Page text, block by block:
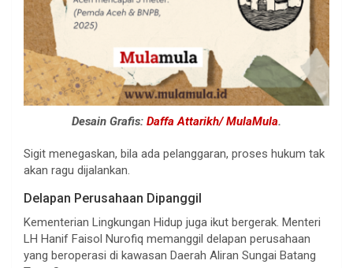
Desain Grafis: Daffa Attarikh/ MulaMula.
Sigit menegaskan, bila ada pelanggaran, proses hukum tak
akan ragu dijalankan.
Delapan Perusahaan Dipanggil
Kementerian Lingkungan Hidup juga ikut bergerak. Menteri
LH Hanif Faisol Nurofiq memanggil delapan perusahaan
yang beroperasi di kawasan Daerah Aliran Sungai Batang